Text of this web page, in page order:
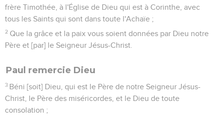
frère Timothée, à l'Église de Dieu qui est à Corinthe, avec
tous les Saints qui sont dans toute l'Achaïe ;
2 Que la grâce et la paix vous soient données par Dieu notre
Père et [par] le Seigneur Jésus-Christ.
Paul remercie Dieu
3 Béni [soit] Dieu, qui est le Père de notre Seigneur Jésus-
Christ, le Père des miséricordes, et le Dieu de toute
consolation ;